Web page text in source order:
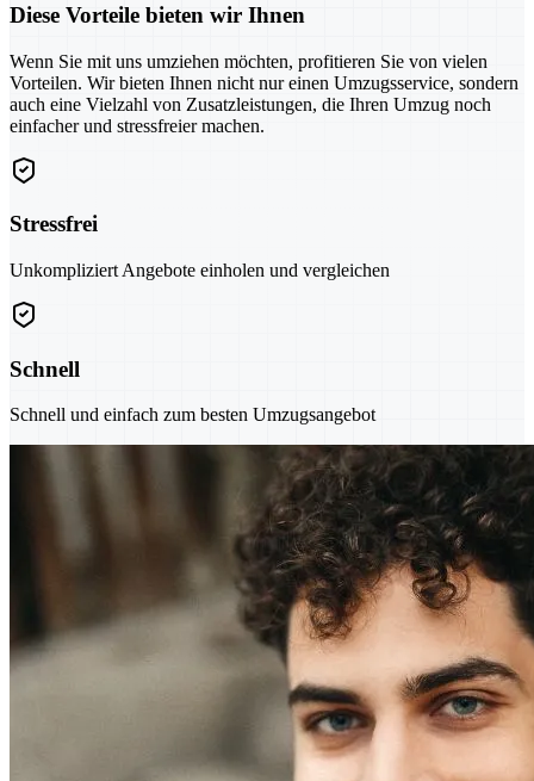
Diese Vorteile bieten wir Ihnen
Wenn Sie mit uns umziehen möchten, profitieren Sie von vielen
Vorteilen. Wir bieten Ihnen nicht nur einen Umzugsservice, sondern
auch eine Vielzahl von Zusatzleistungen, die Ihren Umzug noch
einfacher und stressfreier machen.
Stressfrei
Unkompliziert Angebote einholen und vergleichen
Schnell
Schnell und einfach zum besten Umzugsangebot